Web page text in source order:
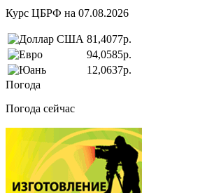
Курс ЦБРФ на 07.08.2026
81,4077р.
94,0585р.
12,0637р.
Погода
Погода сейчас